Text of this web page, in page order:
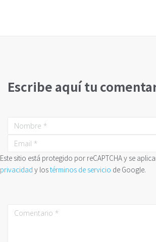
Escribe aquí tu
Este sitio está protegido por reCAPTCHA y se
privacidad y lostérminos de servicio de Google.